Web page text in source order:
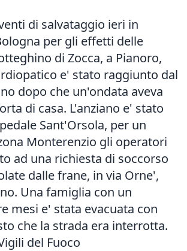
di salvataggio ieri in
per gli effetti delle
di Zocca, a Pianoro,
e' stato raggiunto dal
dopo che un'ondata aveva
di casa. L'anziano e' stato
Sant'Orsola, per un
Monterenzio gli operatori
ad una richiesta di soccorso
dalle frane, in via Orne',
Una famiglia con un
mesi e' stata evacuata con
che la strada era interrotta.
del Fuoco